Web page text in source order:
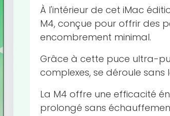
À l'intérieur de cet iMac
M4, conçue pour offrir des
encombrement minimal.
Grâce à cette puce ultra-
complexes, se déroule
La M4 offre une efficacité
prolongé sans